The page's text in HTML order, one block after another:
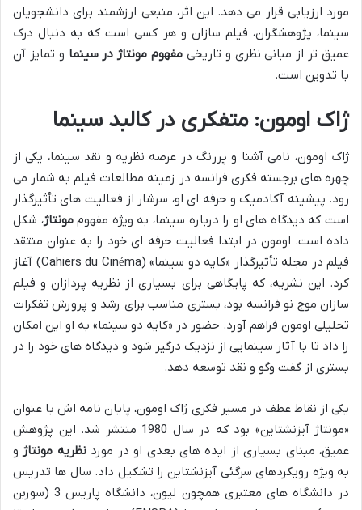
مورد ارزیابی قرار می دهد. این اثر، منبعی ارزشمند برای دانشجویان
سینما، پژوهشگران، فیلم سازان و هر کسی است که به دنبال درک
عمیق تر از مبانی نظری و تاریخی مفهوم مونتاژ در سینما و تمایز آن
با تدوین است.
ژاک اومون: متفکری در کالبد سینما
ژاک اومون، نامی آشنا و پررنگ در عرصه نظریه و نقد سینما، یکی از
چهره های برجسته فکری فرانسه در زمینه مطالعات فیلم به شمار می
رود. پیشینه آکادمیک و حرفه ای او، سرشار از فعالیت های تأثیرگذار
است که دیدگاه های او را درباره سینما، به ویژه مفهوممونتاژ، شکل
داده است. اومون در ابتدا فعالیت حرفه ای خود را به عنوان منتقد
فیلم در مجله تأثیرگذار «کایه دو سینما» (Cahiers du Cinéma) آغاز
کرد. این نشریه، که پایگاهی برای بسیاری از نظریه پردازان و فیلم
سازان موج نو فرانسه بود، بستری مناسب برای رشد و پرورش تفکرات
تحلیلی اومون فراهم آورد. حضور در «کایه دو سینما» به او این امکان
را داد تا با آثار سینمایی از نزدیک درگیر شود و دیدگاه های خود را در
بستری از گفت وگو و نقد توسعه دهد.
یکی از نقاط عطف در مسیر فکری ژاک اومون، پایان نامه اش با عنوان
«مونتاژ آیزنشتاین» بود که در سال 1980 منتشر شد. این پژوهش
عمیق، مبنای بسیاری از ایده های بعدی او در موردنظریه مونتاژو
به ویژه رویکردهای سرگئی آیزنشتاین را تشکیل داد. سال ها تدریس
در دانشگاه های معتبری همچون لیون، دانشگاه پاریس 3 (سوربن